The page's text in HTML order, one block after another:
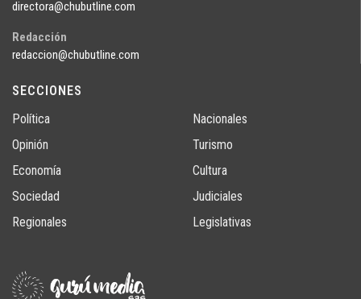
directora@chubutline.com
Redacción
redaccion@chubutline.com
SECCIONES
Política
Opinión
Economía
Sociedad
Regionales
Nacionales
Turismo
Cultura
Judiciales
Legislativas